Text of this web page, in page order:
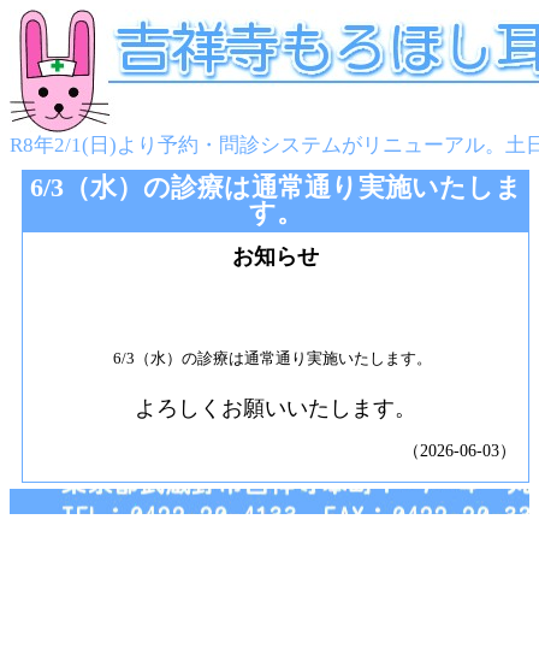
R8年2/1(日)より予約・問診システムがリニューアル。土
6/3（水）の診療は通常通り実施いたしま
す。
お知らせ
6/3（水）の診療は通常通り実施いたします。
よろしくお願いいたします。
（2026-06-03）